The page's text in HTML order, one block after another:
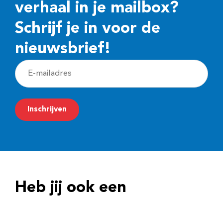
verhaal in je mailbox?
Schrijf je in voor de
nieuwsbrief!
E
-
m
a
r
Inschrijven
Heb jij ook een